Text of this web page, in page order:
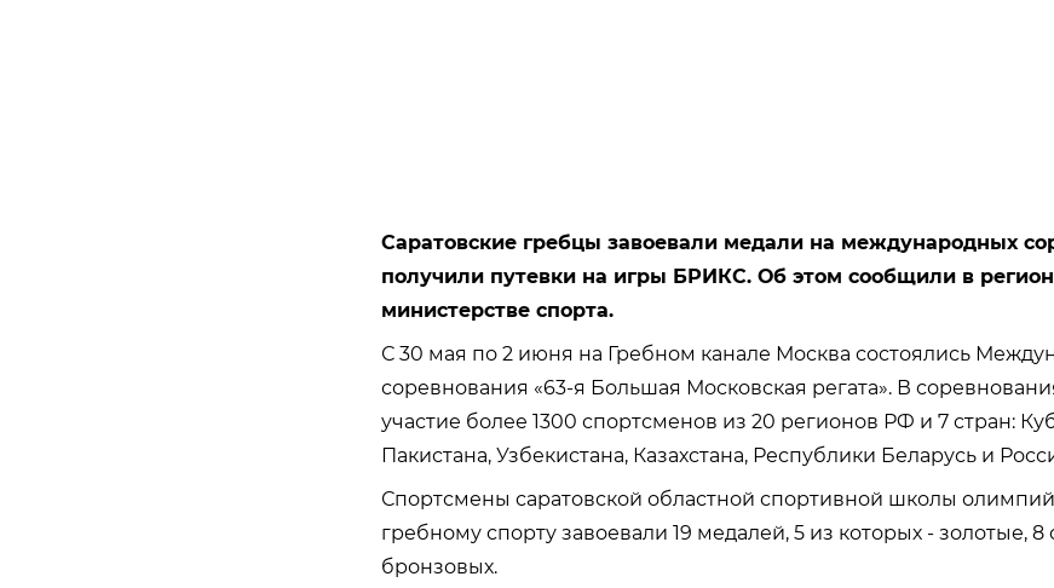
Саратовские гребцы завоевали медали на международных
получили путевки на игры БРИКС. Об этом сообщили в
министерстве спорта.
С 30 мая по 2 июня на Гребном канале Москва состоялись
соревнования «63-я Большая Московская регата». В
участие более 1300 спортсменов из 20 регионов РФ и 7 стран:
Пакистана, Узбекистана, Казахстана, Республики Беларусь и
Спортсмены саратовской областной спортивной школы
гребному спорту завоевали 19 медалей, 5 из которых - золотые,
бронзовых.